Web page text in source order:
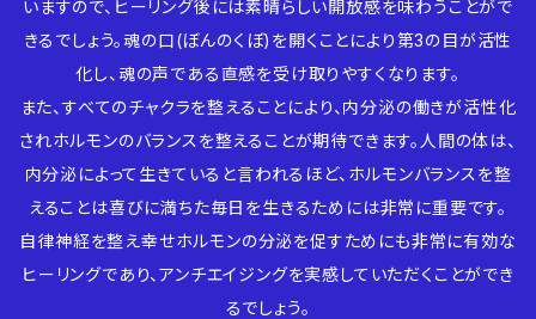
いますので、ヒーリング後には素晴らしい開放感を味わうことがで
きるでしょう。魂の口(ぼんのくぼ)を開くことにより第3の目が活性
化し、魂の声である直感を受け取りやすくなります。
また、すべてのチャクラを整えることにより、内分泌の働きが活性化
されホルモンのバランスを整えることが期待できます。人間の体は、
内分泌によって生きていると言われるほど、ホルモンバランスを整
えることは喜びに満ちた毎日を生きるためには非常に重要です。
自律神経を整え幸せホルモンの分泌を促すためにも非常に有効な
ヒーリングであり、アンチエイジングを実感していただくことができ
るでしょう。